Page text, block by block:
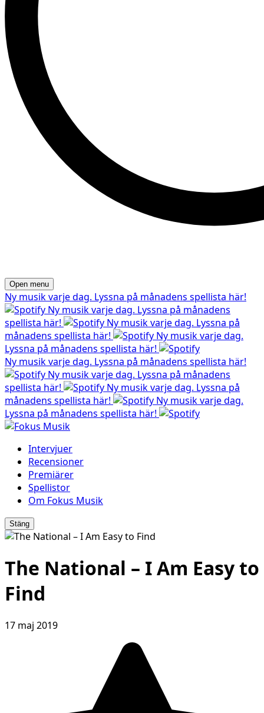
Open menu
Ny musik varje dag. Lyssna på månadens spellista här!
Ny musik varje dag. Lyssna på månadens
spellista här!
Ny musik varje dag. Lyssna på
månadens spellista här!
Ny musik varje dag.
Lyssna på månadens spellista här!
Ny musik varje dag. Lyssna på månadens spellista här!
Ny musik varje dag. Lyssna på månadens
spellista här!
Ny musik varje dag. Lyssna på
månadens spellista här!
Ny musik varje dag.
Lyssna på månadens spellista här!
Intervjuer
Recensioner
Premiärer
Spellistor
Om Fokus Musik
Stäng
The National – I Am Easy to
Find
17 maj 2019